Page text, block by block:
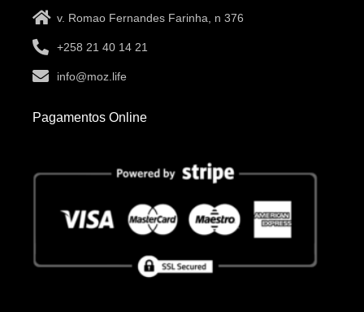
v. Romao Fernandes Farinha, n 376
+258 21 40 14 21
info@moz.life
Pagamentos Online